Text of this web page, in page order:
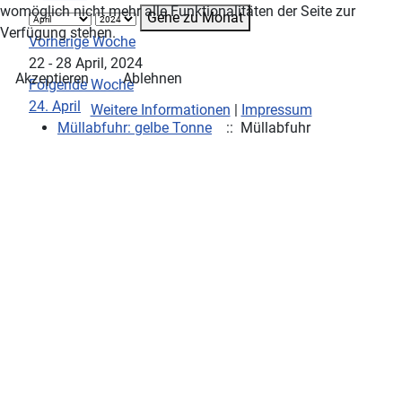
Gehe zu Monat
Vorherige Woche
22 - 28 April, 2024
Folgende Woche
24. April
Müllabfuhr: gelbe Tonne
:: Müllabfuhr
womöglich nicht mehr alle Funktionalitäten der Seite zur
Verfügung stehen.
Akzeptieren
Ablehnen
Weitere Informationen | Impressum